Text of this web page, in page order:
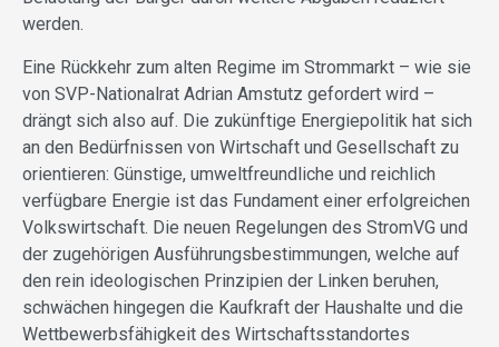
werden.
Eine Rückkehr zum alten Regime im Strommarkt – wie sie
von SVP-Nationalrat Adrian Amstutz gefordert wird –
drängt sich also auf. Die zukünftige Energiepolitik hat sich
an den Bedürfnissen von Wirtschaft und Gesellschaft zu
orientieren: Günstige, umweltfreundliche und reichlich
verfügbare Energie ist das Fundament einer erfolgreichen
Volkswirtschaft. Die neuen Regelungen des StromVG und
der zugehörigen Ausführungsbestimmungen, welche auf
den rein ideologischen Prinzipien der Linken beruhen,
schwächen hingegen die Kaufkraft der Haushalte und die
Wettbewerbsfähigkeit des Wirtschaftsstandortes